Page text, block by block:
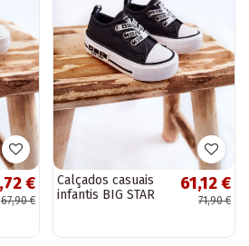
€
67,90 €
Calçados casuais
infantis BIG STAR
61,12 €
71,90 €